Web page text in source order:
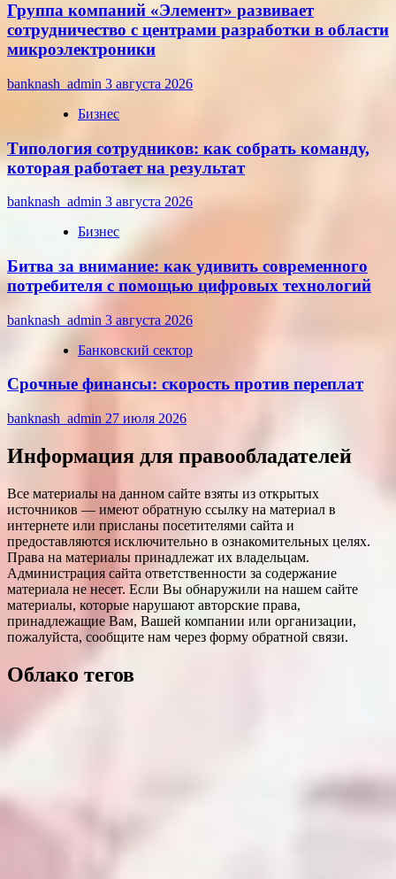
Группа компаний «Элемент» развивает
сотрудничество с центрами разработки в области
микроэлектроники
banknash_admin 3 августа 2026
Бизнес
Типология сотрудников: как собрать команду,
которая работает на результат
banknash_admin 3 августа 2026
Бизнес
Битва за внимание: как удивить современного
потребителя с помощью цифровых технологий
banknash_admin 3 августа 2026
Банковский сектор
Срочные финансы: скорость против переплат
banknash_admin 27 июля 2026
Информация для правообладателей
Все материалы на данном сайте взяты из открытых
источников — имеют обратную ссылку на материал в
интернете или присланы посетителями сайта и
предоставляются исключительно в ознакомительных целях.
Права на материалы принадлежат их владельцам.
Администрация сайта ответственности за содержание
материала не несет. Если Вы обнаружили на нашем сайте
материалы, которые нарушают авторские права,
принадлежащие Вам, Вашей компании или организации,
пожалуйста, сообщите нам через форму обратной связи.
Облако тегов